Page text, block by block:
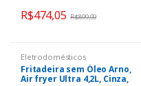
R$474,05 R$899,99
Eletrodomésticos
Fritadeira sem Óleo Arno,
Air fryer Ultra 4,2L, Cinza,